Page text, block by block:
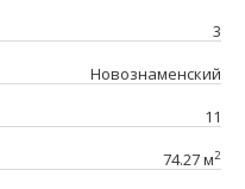
3
Новознаменский
11
74.27 м2